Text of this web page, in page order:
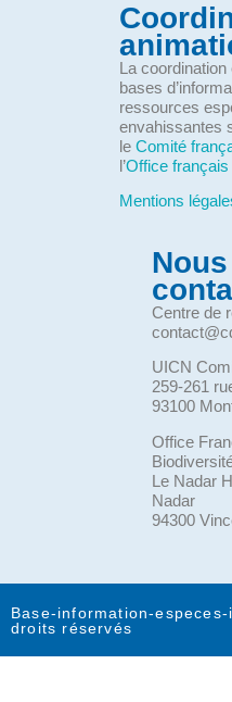
La coordination
bases
ressources
envahissantes
le Comité
l’Office
Mentions
Nous
Centre de
UICN
259-261
93100
Office
Le Nadar
Nadar
94300
Base-information-
droits réservés